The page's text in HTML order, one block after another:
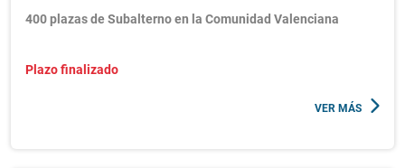
400 plazas de Subalterno en la Comunidad Valenciana
Plazo finalizado
VER MÁS